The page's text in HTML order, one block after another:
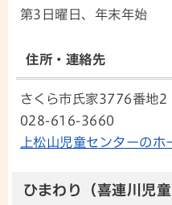
第3日曜日、年末年始
住所・連絡先
さくら市氏家3776番地2
028-616-3660
上松山児童センターの
ひまわり（喜連川児童